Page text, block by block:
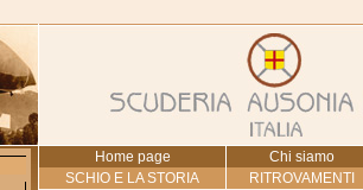
Home page
Chi siamo
SCHIO E LA STORIA
RITROVAMENTI